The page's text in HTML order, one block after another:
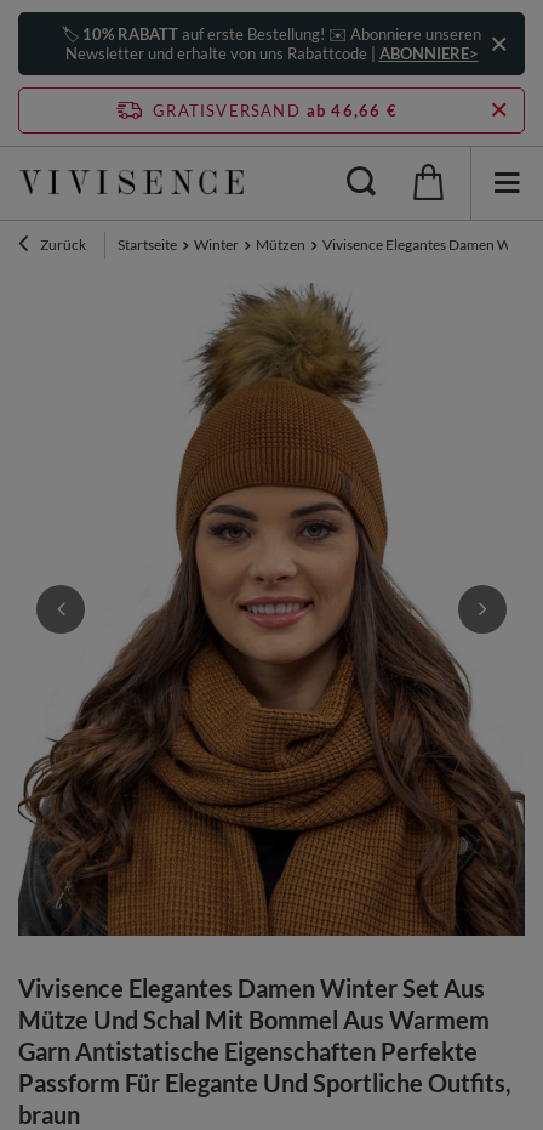
🏷️ 10% RABATTauf erste Bestellung! ✉️ Abonniere unseren
Newsletter und erhalte von uns Rabattcode | ABONNIERE>
GRATISVERSAND ab 46,66 €
Zurück Startseite Winter Mützen Vivisence Elegantes Damen
Vivisence Elegantes Damen Winter Set Aus
Mütze Und Schal Mit Bommel Aus Warmem
Garn Antistatische Eigenschaften Perfekte
Passform Für Elegante Und Sportliche Outfits,
braun